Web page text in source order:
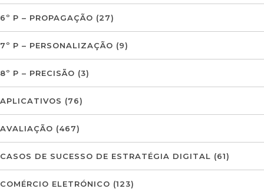
6º P – PROPAGAÇÃO (27)
7º P – PERSONALIZAÇÃO (9)
8º P – PRECISÃO (3)
APLICATIVOS (76)
AVALIAÇÃO (467)
CASOS DE SUCESSO DE ESTRATÉGIA DIGITAL (61)
COMÉRCIO ELETRÓNICO (123)